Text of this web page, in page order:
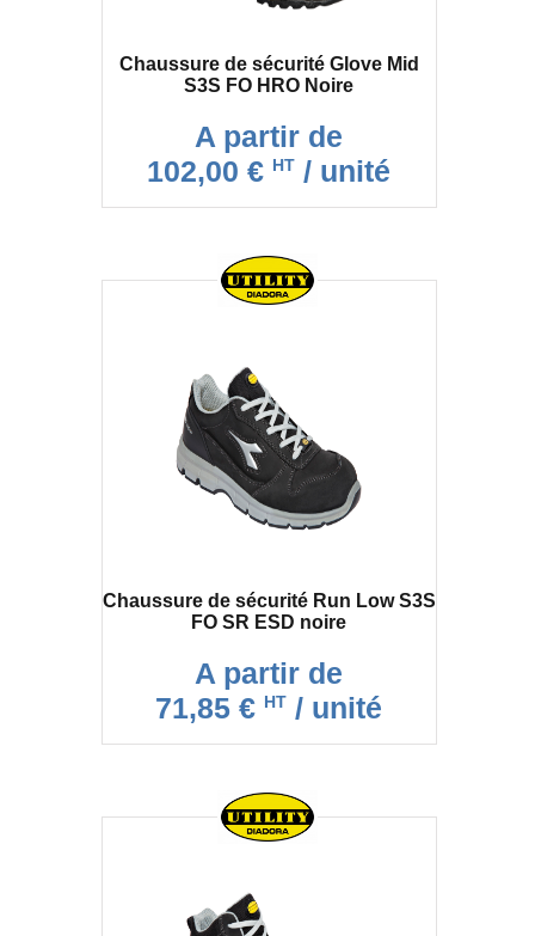
Chaussure de sécurité Glove Mid
S3S FO HRO Noire
A partir de
102,00 € HT / unité
Chaussure de sécurité Run Low S3S
FO SR ESD noire
A partir de
71,85 € HT / unité